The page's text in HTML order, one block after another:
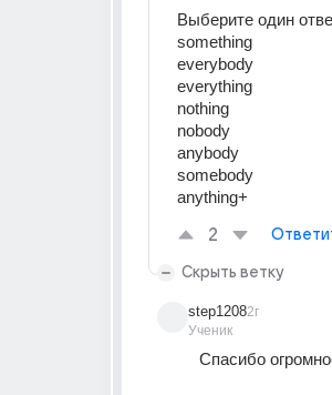
Выберите один
something
everybody
everything
nothing
nobody
anybody
somebody
anything+
2
Скрыть ветку
step1208
Ученик
2г
Спасибо